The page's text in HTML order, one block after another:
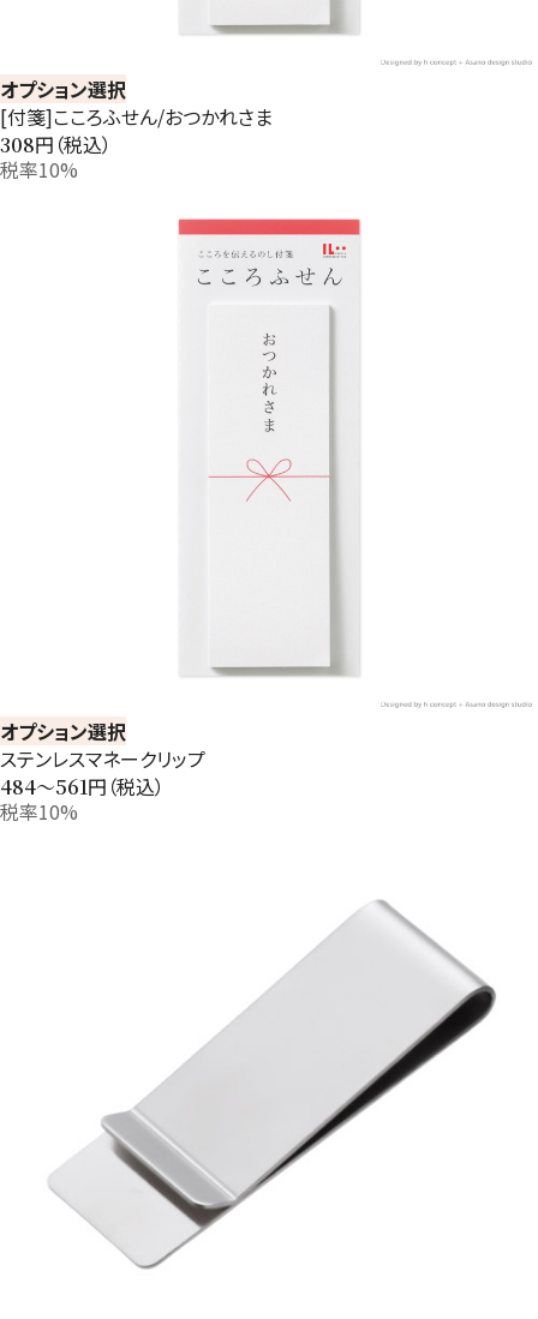
オプション選択
[付箋]こころふせん/おつかれさま
308円（税込）
税率10%
オプション選択
ステンレスマネークリップ
484〜561円（税込）
税率10%